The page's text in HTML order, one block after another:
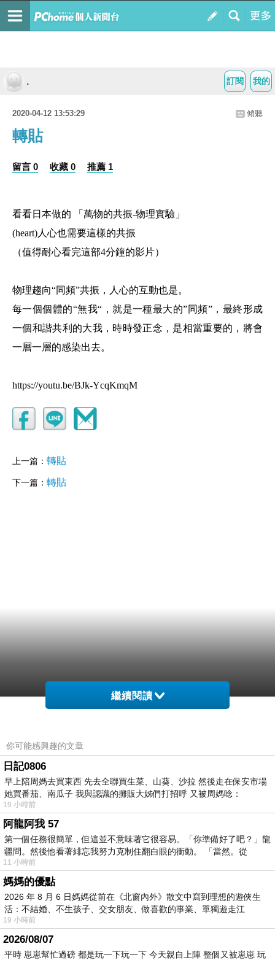
我的
訂閱
.
2020-04-12 13:53:29 傾聽
轉貼
留言 0 收藏 0 推薦 1
看看日本做的 「萬物的共振-物理實驗」
(heart)人心也需要這樣的共振
（值得耐心看完這部4分鐘的影片）
物理趨向“同頻”共振，人心的互動也是。
每一個個體的“無我“，就是一種最大的”同頻”，最終形成
一個和諧共利的大我，時時發正念，是相當重要的，將會
一層一層的感染出去。
https://youtu.be/BJk-YcqKmqM
上一篇： 轉貼
下一篇： 轉貼
繼續閱讀
你可能感興趣的文章
日記0806
早上陪周媽去買東西 先去全聯買生菜、山葵、沙拉 然後走在保安市場
她買番茄、南瓜子 我與認識的攤販大姊們打招呼 又被周媽唸：
19 小時前
阿龍阿我 57
第一個任務很簡單，但這並不意味著它很容易。「你準備好了吧？」龍
疆問。然後他看著緋忘我努力克制住翻白眼的衝動。 「當然。從
11 小時前
媽媽的優點
2026 年 8 月 6 日媽媽從前在《北窗內外》散文中寫到理想的遊俠生
活：不結婚、不生孩子、交女朋友、做喜歡的事業、單獨遊走江
湖⋯⋯，
19 小時前
2026/08/07
平時 崽崽幫忙過磅 都是玩一下玩一下 今天親自上陣 整個又被崽崽 玩